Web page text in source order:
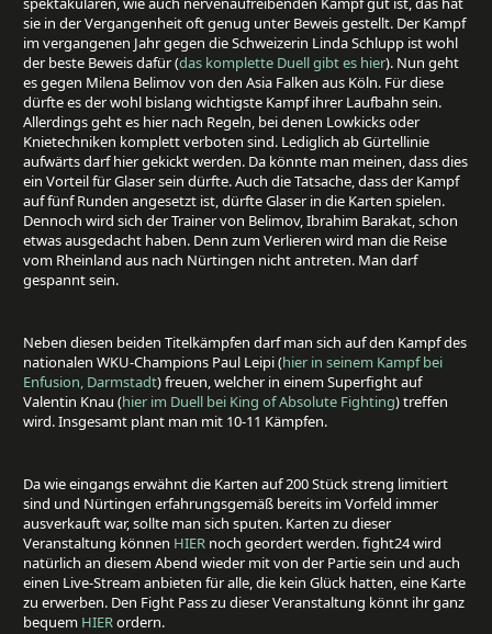
sie in der Vergangenheit oft genug unter Beweis gestellt. Der Kampf
im vergangenen Jahr gegen die Schweizerin Linda Schlupp ist wohl
der beste Beweis dafür (das komplette Duell gibt es hier). Nun geht
es gegen Milena Belimov von den Asia Falken aus Köln. Für diese
dürfte es der wohl bislang wichtigste Kampf ihrer Laufbahn sein.
Allerdings geht es hier nach Regeln, bei denen Lowkicks oder
Knietechniken komplett verboten sind. Lediglich ab Gürtellinie
aufwärts darf hier gekickt werden. Da könnte man meinen, dass dies
ein Vorteil für Glaser sein dürfte. Auch die Tatsache, dass der Kampf
auf fünf Runden angesetzt ist, dürfte Glaser in die Karten spielen.
Dennoch wird sich der Trainer von Belimov, Ibrahim Barakat, schon
etwas ausgedacht haben. Denn zum Verlieren wird man die Reise
vom Rheinland aus nach Nürtingen nicht antreten. Man darf
gespannt sein.
Neben diesen beiden Titelkämpfen darf man sich auf den Kampf des
nationalen WKU-Champions Paul Leipi (hier in seinem Kampf bei
Enfusion, Darmstadt) freuen, welcher in einem Superfight auf
Valentin Knau (hier im Duell bei King of Absolute Fighting) treffen
wird. Insgesamt plant man mit 10-11 Kämpfen.
Da wie eingangs erwähnt die Karten auf 200 Stück streng limitiert
sind und Nürtingen erfahrungsgemäß bereits im Vorfeld immer
ausverkauft war, sollte man sich sputen. Karten zu dieser
Veranstaltung können HIER noch geordert werden. fight24 wird
natürlich an diesem Abend wieder mit von der Partie sein und auch
einen Live-Stream anbieten für alle, die kein Glück hatten, eine Karte
zu erwerben. Den Fight Pass zu dieser Veranstaltung könnt ihr ganz
bequem HIERordern.